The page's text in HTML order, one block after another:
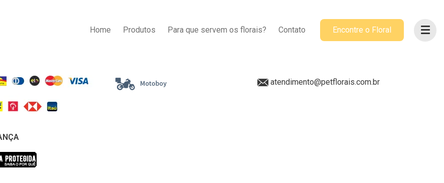
Home Produtos Para que servem os florais? Contato Encontre o Floral
ENTREGA
ACOMPANHE-NOS
@petflorais
atendimento@petflorais.com.br